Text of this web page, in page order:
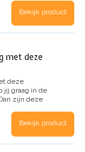
wat je nodig
Bekijk product
met deze
deze
jij graag in de
zijn deze
je goed
een gerust hart
Bekijk product